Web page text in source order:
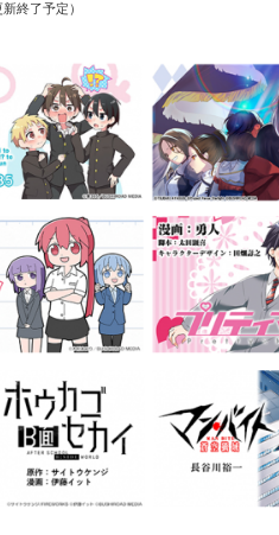
終了予定）